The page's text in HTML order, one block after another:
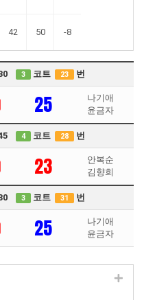
42 50 -8
3 코트 23 번
25
나기애
윤금자
4 코트 28 번
23
안복순
김향희
3 코트 31 번
25
나기애
윤금자